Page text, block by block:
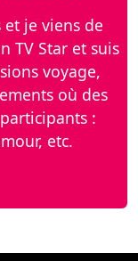
et je viens de
TV Star et suis
voyage,
où des
:
etc.